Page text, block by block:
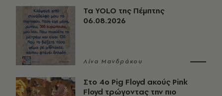
Τα YOLO της Πέμπτης
06.08.2026
Λίνα Μανδράκου
Στο 4ο Pig Floyd ακούς Pink
Floyd τρώγοντας την πιο